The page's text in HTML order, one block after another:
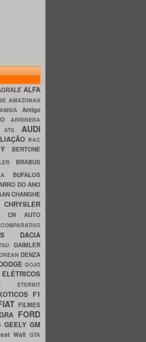
ALFA
AMAZONAS
AMSIA Antigo
ARRINERA
ATS AUDI
BAC
BERTONE
BRABUS
BUFALOS
DO ANO
CHANGHE
CHRYSLER
CN AUTO
COMPARATIVO
DACIA
DAIMLER
DENZA
DOJO
ELÉTRICOS
ETERNIT
F1
FILMES
FORD
GEELYGM
WallGTA